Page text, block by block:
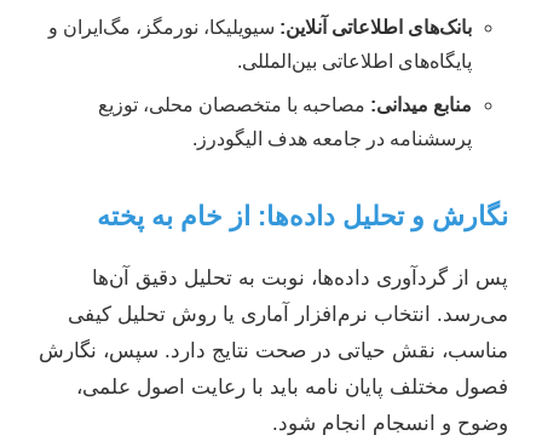
بانک‌های اطلاعاتی آنلاین: سیویلیکا، نورمگز، مگ‌ایران و
پایگاه‌های اطلاعاتی بین‌المللی.
منابع میدانی: مصاحبه با متخصصان محلی، توزیع
پرسشنامه در جامعه هدف الیگودرز.
نگارش و تحلیل داده‌ها: از خام به پخته
پس از گردآوری داده‌ها، نوبت به تحلیل دقیق آن‌ها
می‌رسد. انتخاب نرم‌افزار آماری یا روش تحلیل کیفی
مناسب، نقش حیاتی در صحت نتایج دارد. سپس، نگارش
فصول مختلف پایان نامه باید با رعایت اصول علمی،
وضوح و انسجام انجام شود.